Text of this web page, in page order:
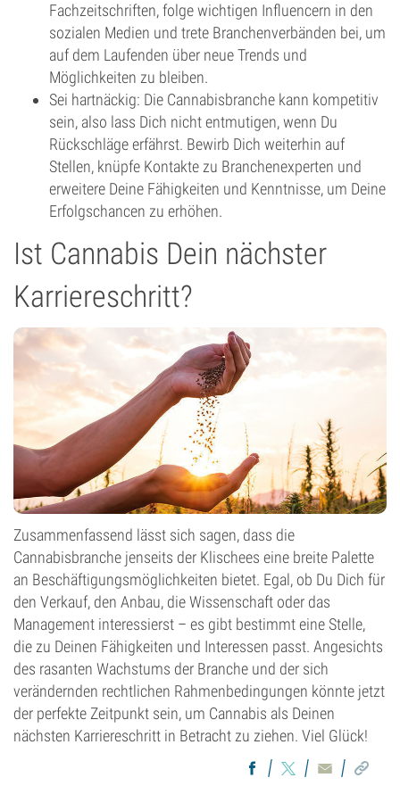
Fachzeitschriften, folge wichtigen Influencern in den
sozialen Medien und trete Branchenverbänden bei, um
auf dem Laufenden über neue Trends und
Möglichkeiten zu bleiben.
Sei hartnäckig: Die Cannabisbranche kann kompetitiv
sein, also lass Dich nicht entmutigen, wenn Du
Rückschläge erfährst. Bewirb Dich weiterhin auf
Stellen, knüpfe Kontakte zu Branchenexperten und
erweitere Deine Fähigkeiten und Kenntnisse, um Deine
Erfolgschancen zu erhöhen.
Ist Cannabis Dein nächster
Karriereschritt?
Zusammenfassend lässt sich sagen, dass die
Cannabisbranche jenseits der Klischees eine breite Palette
an Beschäftigungsmöglichkeiten bietet. Egal, ob Du Dich für
den Verkauf, den Anbau, die Wissenschaft oder das
Management interessierst – es gibt bestimmt eine Stelle,
die zu Deinen Fähigkeiten und Interessen passt. Angesichts
des rasanten Wachstums der Branche und der sich
verändernden rechtlichen Rahmenbedingungen könnte jetzt
der perfekte Zeitpunkt sein, um Cannabis als Deinen
nächsten Karriereschritt in Betracht zu ziehen. Viel Glück!